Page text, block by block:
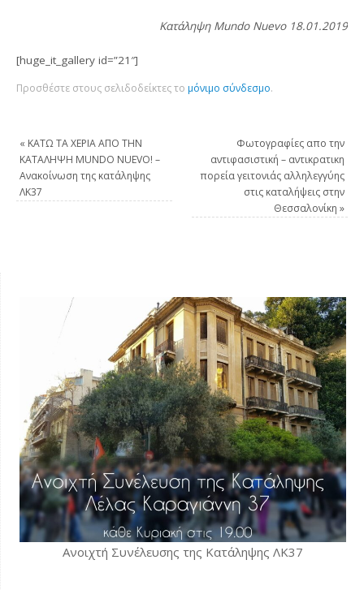
Κατάληψη Mundo Nuevo 18.01.2019
[huge_it_gallery id=”21″]
Προσθέστε στους σελιδοδείκτες το μόνιμο σύνδεσμο.
« ΚΑΤΩ ΤΑ ΧΕΡΙΑ ΑΠΟ ΤΗΝ
ΚΑΤΑΛΗΨΗ MUNDO NUEVO! –
Aνακοίνωση της κατάληψης
ΛΚ37
Φωτογραφίες απο την
αντιφασιστική – αντικρατικη
πορεία γειτονιάς αλληλεγγύης
στις καταλήψεις στην
Θεσσαλονίκη »
Ανοιχτή Συνέλευσης της Κατάληψης ΛΚ37